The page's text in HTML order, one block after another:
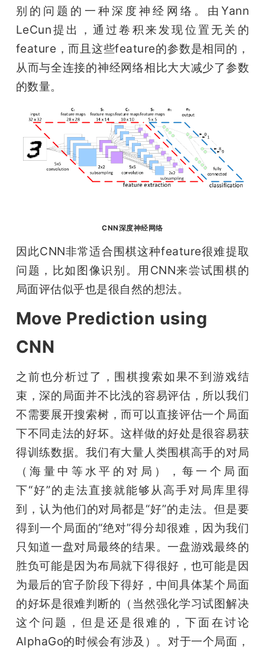
别的问题的一种深度神经网络。由Yann
LeCun提出，通过卷积来发现位置无关的
feature，而且这些feature的参数是相同的，
从而与全连接的神经网络相比大大减少了参数
的数量。
CNN深度神经网络
因此CNN非常适合围棋这种feature很难提取
问题，比如图像识别。用CNN来尝试围棋的
局面评估似乎也是很自然的想法。
Move Prediction using
CNN
之前也分析过了，围棋搜索如果不到游戏结
束，深的局面并不比浅的容易评估，所以我们
不需要展开搜索树，而可以直接评估一个局面
下不同走法的好坏。这样做的好处是很容易获
得训练数据。我们有大量人类围棋高手的对局
（海量中等水平的对局），每一个局面
下“好”的走法直接就能够从高手对局库里得
到，认为他们的对局都是“好”的走法。但是要
得到一个局面的“绝对”得分却很难，因为我们
只知道一盘对局最终的结果。一盘游戏最终的
胜负可能是因为布局就下得很好，也可能是因
为最后的官子阶段下得好，中间具体某个局面
的好坏是很难判断的（当然强化学习试图解决
这个问题，但是还是很难的，下面在讨论
AlphaGo的时候会有涉及）。对于一个局面，